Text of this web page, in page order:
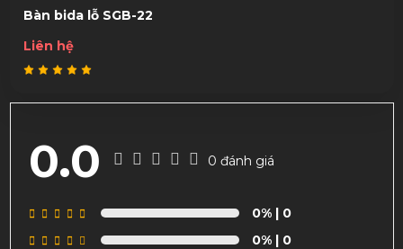
Bàn bida lỗ SGB-22
Liên hệ
0.0 0 đánh giá
0%| 0
0%| 0